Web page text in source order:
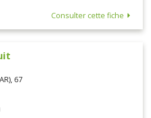
Consulter cette fiche
67